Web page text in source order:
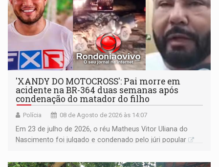
'XANDY DO MOTOCROSS': Pai morre em
acidente na BR-364 duas semanas após
condenação do matador do filho
Polícia 08 de Agosto de 2026 às 14:07
Em 23 de julho de 2026, o réu Matheus Vitor Uliana do
Nascimento foi julgado e condenado pelo júri popular